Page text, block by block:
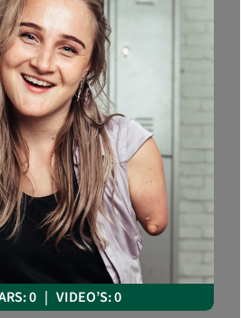
0 | VIDEO’S: 0